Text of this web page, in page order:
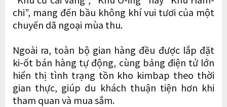
chi”, mang đến bầu không khí vui tươi của một
chuyến dã ngoại mùa thu.
Ngoài ra, toàn bộ gian hàng đều được lắp đặt
ki-ốt bán hàng tự động, cùng bảng điện tử lớn
hiển thị tình trạng tồn kho kimbap theo thời
gian thực, giúp du khách thuận tiện hơn khi
tham quan và mua sắm.